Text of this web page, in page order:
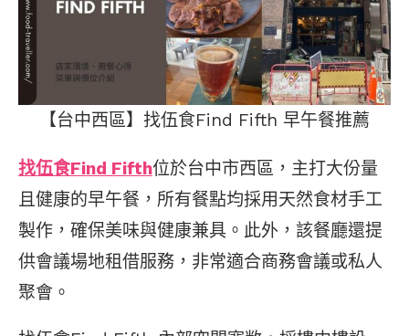
【台中西區】找伍食Find Fifth 早午餐推薦
找伍食Find Fifth位於台中市西區，主打大份量
且健康的早午餐，所有餐點均採用天然食材手工
製作，確保美味與健康兼具。此外，該餐廳還提
供會議場地租借服務，非常適合商務會議或私人
聚會。